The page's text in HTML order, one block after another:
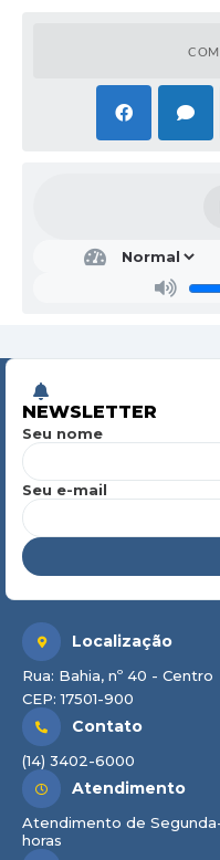
NEWSLETTER
Seu nome
Seu e-mail
Localização
Rua: Bahia, nº 40 - Centro
CEP: 17501-900
Contato
(14) 3402-6000
Atendimento
Atendimento de
horas